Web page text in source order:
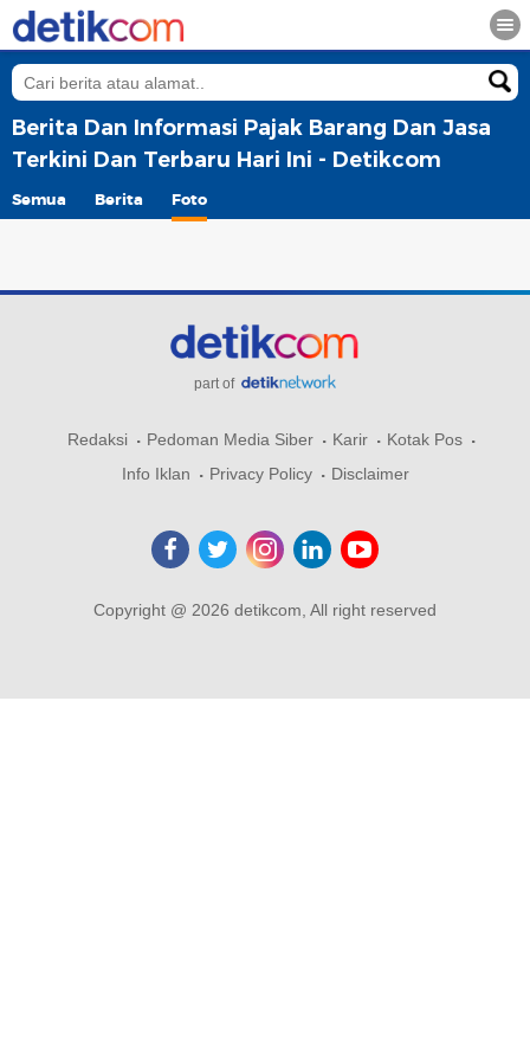
Berita Dan Informasi Pajak Barang Dan Jasa
Terkini Dan Terbaru Hari Ini - Detikcom
Semua Berita Foto
part of
Redaksi Pedoman Media Siber Karir
Kotak Pos
Info Iklan
Privacy Policy Disclaimer
Copyright @ 2026 detikcom, All right reserved